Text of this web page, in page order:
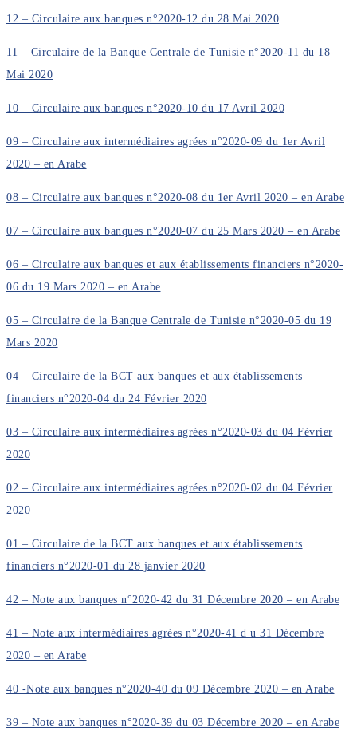
12 – Circulaire aux banques n°2020-12 du 28 Mai 2020
11 – Circulaire de la Banque Centrale de Tunisie n°2020-11 du 18
Mai 2020
10 – Circulaire aux banques n°2020-10 du 17 Avril 2020
09 – Circulaire aux intermédiaires agrées n°2020-09 du 1er Avril
2020 – en Arabe
08 – Circulaire aux banques n°2020-08 du 1er Avril 2020 – en Arabe
07 – Circulaire aux banques n°2020-07 du 25 Mars 2020 – en Arabe
06 – Circulaire aux banques et aux établissements financiers n°2020-
06 du 19 Mars 2020 – en Arabe
05 – Circulaire de la Banque Centrale de Tunisie n°2020-05 du 19
Mars 2020
04 – Circulaire de la BCT aux banques et aux établissements
financiers n°2020-04 du 24 Février 2020
03 – Circulaire aux intermédiaires agrées n°2020-03 du 04 Février
2020
02 – Circulaire aux intermédiaires agrées n°2020-02 du 04 Février
2020
01 – Circulaire de la BCT aux banques et aux établissements
financiers n°2020-01 du 28 janvier 2020
42 – Note aux banques n°2020-42 du 31 Décembre 2020 – en Arabe
41 – Note aux intermédiaires agrées n°2020-41 d u 31 Décembre
2020 – en Arabe
40 -Note aux banques n°2020-40 du 09 Décembre 2020 – en Arabe
39 – Note aux banques n°2020-39 du 03 Décembre 2020 – en Arabe